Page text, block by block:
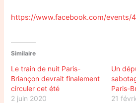
https://www.facebook.com/events/
Similaire
Le train de nuit Paris-
Briançon devrait finalement
circuler cet été
2 juin 2020
Un
Paris-
21